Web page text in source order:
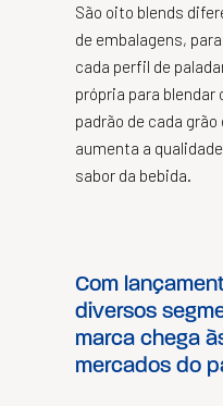
São oito blends
de embalagens,
cada perfil de
própria para blendar
padrão de cada
aumenta a
sabor da bebida.
Com
diversos
marca chega
mercados do